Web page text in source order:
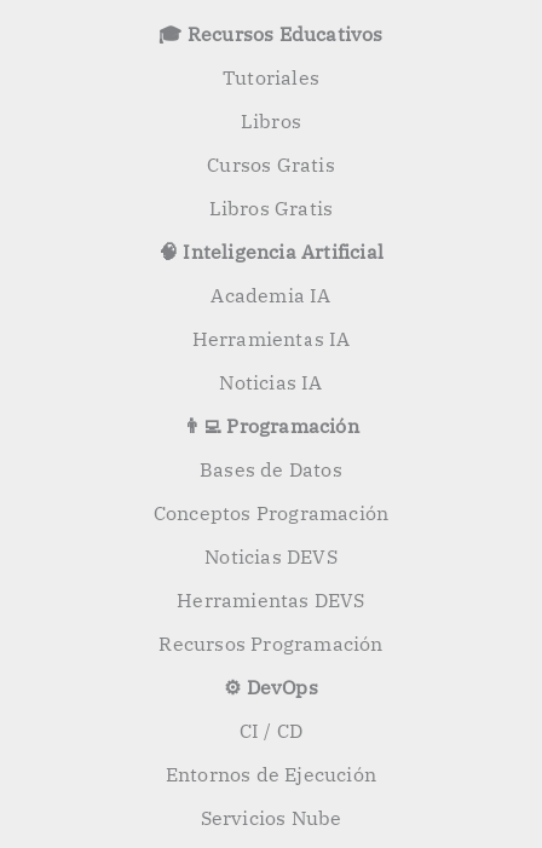
🎓 Recursos Educativos
Tutoriales
Libros
Cursos Gratis
Libros Gratis
🧠 Inteligencia Artificial
Academia IA
Herramientas IA
Noticias IA
👨‍💻 Programación
Bases de Datos
Conceptos Programación
Noticias DEVS
Herramientas DEVS
Recursos Programación
⚙️ DevOps
CI / CD
Entornos de Ejecución
Servicios Nube